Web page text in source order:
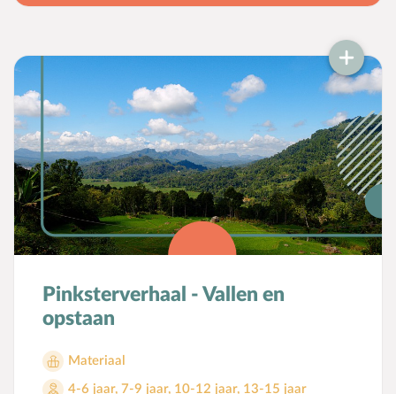
Pinksterverhaal - Vallen en
opstaan
Materiaal
4-6 jaar, 7-9 jaar, 10-12 jaar, 13-15 jaar